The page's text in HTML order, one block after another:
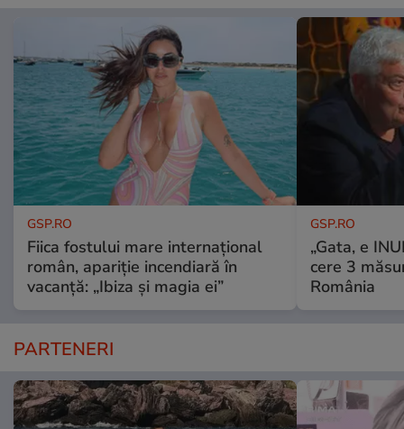
GSP.RO
Fiica fostului mare internațional
român, apariție incendiară în
vacanță: „Ibiza și magia ei”
GSP.RO
„Gata, e
cere 3
România
PARTENERI